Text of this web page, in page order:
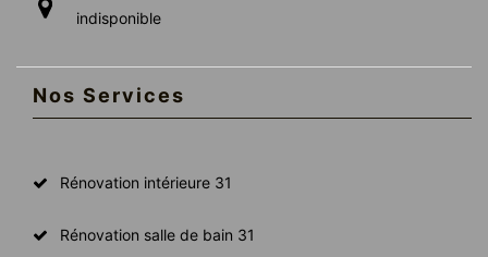
indisponible
Nos Services
Rénovation intérieure 31
Rénovation salle de bain 31